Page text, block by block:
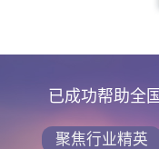
已成功帮助全国
聚焦行业精英